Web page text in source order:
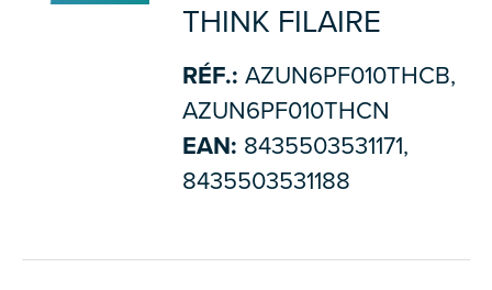
THINK FILAIRE
RÉF.: AZUN6PF010THCB,
AZUN6PF010THCN
EAN: 8435503531171,
8435503531188